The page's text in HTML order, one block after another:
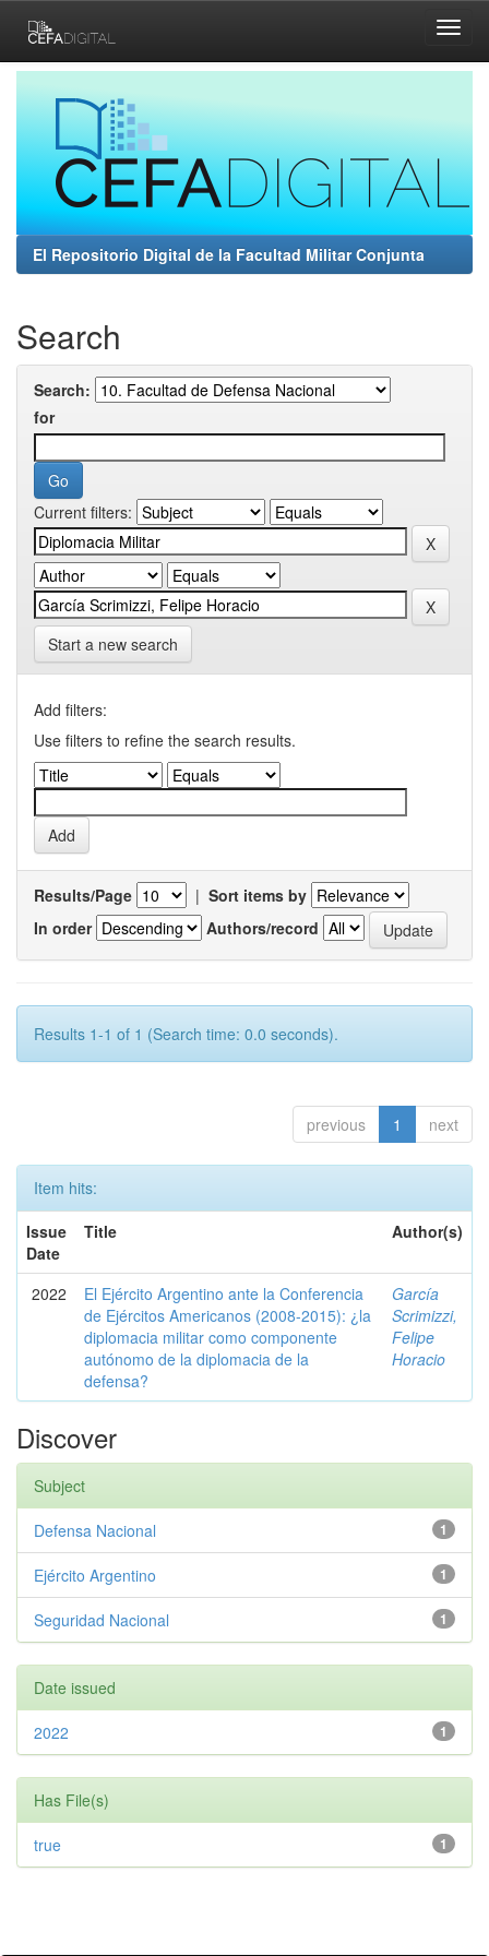
navigation
El Repositorio Digital de la Facultad Militar Conjunta
Search
Search:
for
Current filters:
Start a new search
Add filters:
Use filters to refine the search results.
Results/Page | Sort items by
In order
Authors/record
Results 1-1 of 1 (Search time: 0.0 seconds).
previous 1 next
Item hits:
Issue
Date
Title Author(s)
2022
El Ejército Argentino ante la Conferencia
de Ejércitos Americanos (2008-2015): ¿la
diplomacia militar como componente
autónomo de la diplomacia de la
defensa?
García
Scrimizzi,
Felipe
Horacio
Discover
Subject
1
Defensa Nacional
1
Ejército Argentino
1
Seguridad Nacional
Date issued
1
2022
Has File(s)
1
true